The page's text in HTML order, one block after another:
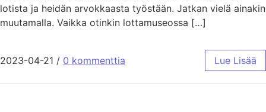
lotista ja heidän arvokkaasta työstään. Jatkan vielä ainakin
muutamalla. Vaikka otinkin lottamuseossa […]
2023-04-21 / 0 kommenttia Lue Lisää